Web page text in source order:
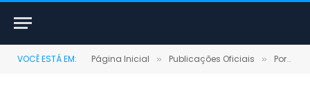
VOCÊ ESTÁ EM: Página Inicial » Publicações Oficiais » Portarias